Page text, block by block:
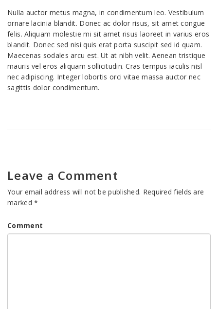
Nulla auctor metus magna, in condimentum leo. Vestibulum
ornare lacinia blandit. Donec ac dolor risus, sit amet congue
felis. Aliquam molestie mi sit amet risus laoreet in varius eros
blandit. Donec sed nisi quis erat porta suscipit sed id quam.
Maecenas sodales arcu est. Ut at nibh velit. Aenean tristique
mauris vel eros aliquam sollicitudin. Cras tempus iaculis nisl
nec adipiscing. Integer lobortis orci vitae massa auctor nec
sagittis dolor condimentum.
Leave a Comment
Your email address will not be published. Required fields are
marked*
Comment